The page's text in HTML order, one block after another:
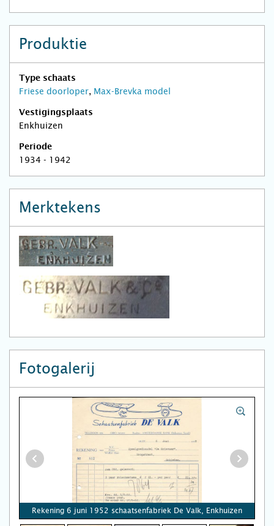
Produktie
Type schaats
Friese doorloper, Max-Brevka model
Vestigingsplaats
Enkhuizen
Periode
1934 - 1942
Merktekens
Fotogalerij
Rekening 6 juni 1952 schaatsenfabriek De Valk, Enkhuizen